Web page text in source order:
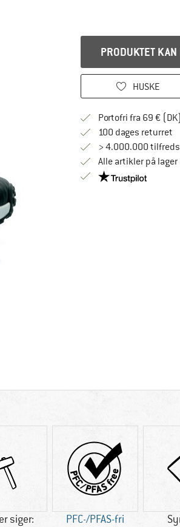
PRODUKTET
HUSKE
Portofri fra 69 € (DK)
100 dages returret
> 4.000.000
Alle artikler på lager
Vi er
siger:
PFC-/PFAS-fri